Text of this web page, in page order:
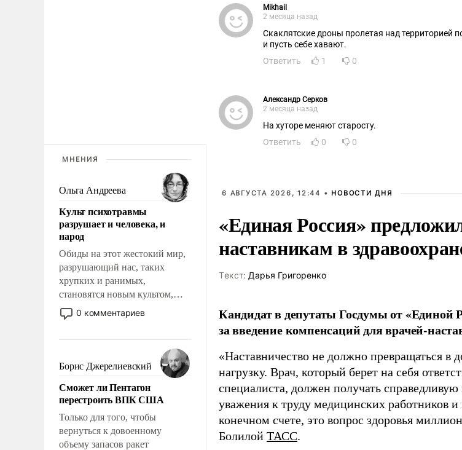
МНЕНИЯ
Ольга Андреева
Культ психотравмы
разрушает и человека, и
народ
Обиды на этот жестокий мир,
разрушающий нас, таких
хрупких и ранимых,
становятся новым культом,
постепенно вытесняя и
отменяя традиционное
мужественным и твердым под
ударами судьбы, брать на себя
ответственность, помогать
слабым, идти вперед и
адаптироваться.
0 комментариев
Борис Джерелиевский
Сможет ли Пентагон
перестроить ВПК США
Только для того, чтобы
вернуться к довоенному
объему запасов ракет
Mikhail
2 месяца назад
Скаклятские дроны пролетая над
и пусть себе хавают.
Ответить
1 0
Александр Серков
2 месяца назад
На хуторе меняют старосту.
Ответить
0 0
6 АВГУСТА 2026, 12:44 • НОВОСТИ ДНЯ
«Единая Россия»
наставникам в
Tекст: Дарья Григоренко
Кандидат в депутаты Госдумы от
за введение компенсаций для врачей-
«Наставничество не должно превращаться
нагрузку. Врач, который берет на себя
специалиста, должен получать
уважения к труду медицинских работников и
конечном счете, это вопрос здоровья
Болилой ТАСС.